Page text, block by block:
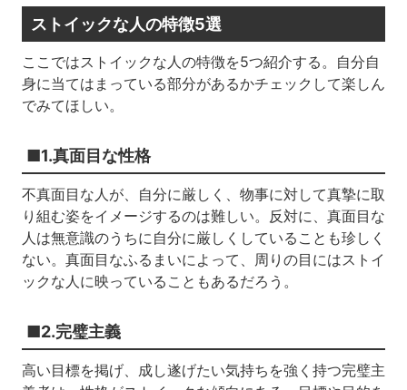
ストイックな人の特徴5選
ここではストイックな人の特徴を5つ紹介する。自分自
身に当てはまっている部分があるかチェックして楽しん
でみてほしい。
■1.真面目な性格
不真面目な人が、自分に厳しく、物事に対して真摯に取
り組む姿をイメージするのは難しい。反対に、真面目な
人は無意識のうちに自分に厳しくしていることも珍しく
ない。真面目なふるまいによって、周りの目にはストイ
ックな人に映っていることもあるだろう。
■2.完璧主義
高い目標を掲げ、成し遂げたい気持ちを強く持つ完璧主